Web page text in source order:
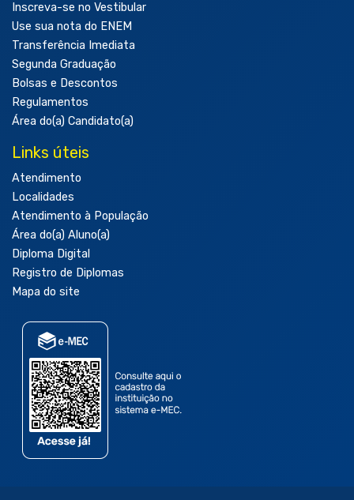
Inscreva-se no Vestibular
Use sua nota do ENEM
Transferência Imediata
Segunda Graduação
Bolsas e Descontos
Regulamentos
Área do(a) Candidato(a)
Links úteis
Atendimento
Localidades
Atendimento à População
Área do(a) Aluno(a)
Diploma Digital
Registro de Diplomas
Mapa do site